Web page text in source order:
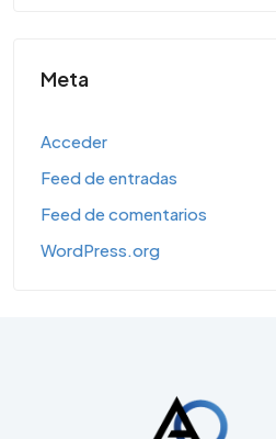
Meta
Acceder
Feed de entradas
Feed de comentarios
WordPress.org